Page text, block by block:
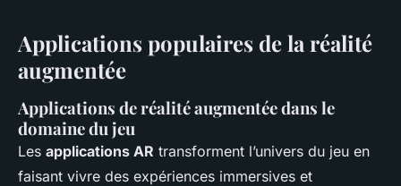
Applications populaires de la réalité
augmentée
Applications de réalité augmentée dans le
domaine du jeu
Les applications AR transforment l’univers du jeu en
faisant vivre des expériences immersives et